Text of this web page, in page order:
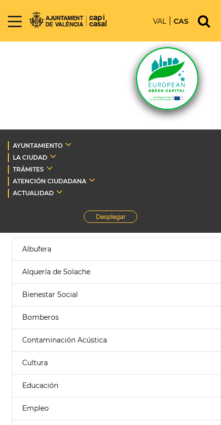
VAL CAS
AYUNTAMIENTO
LA CIUDAD
TRÁMITES
ATENCIÓN CIUDADANA
ACTUALIDAD
Desplegar
Albufera
Alquería de Solache
Bienestar Social
Bomberos
Contaminación Acústica
Cultura
Educación
Empleo